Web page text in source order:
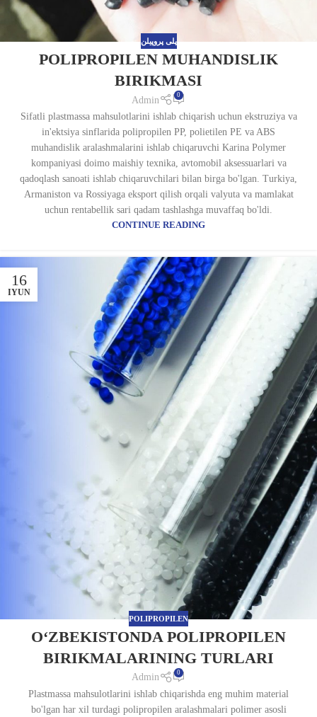
پلی پروپیلن
POLIPROPILEN MUHANDISLIK
BIRIKMASI
Admin 0
Sifatli plastmassa mahsulotlarini ishlab chiqarish uchun ekstruziya va
in'ektsiya sinflarida polipropilen PP, polietilen PE va ABS
muhandislik aralashmalarini ishlab chiqaruvchi Karina Polymer
kompaniyasi doimo maishiy texnika, avtomobil aksessuarlari va
qadoqlash sanoati ishlab chiqaruvchilari bilan birga bo'lgan. Turkiya,
Armaniston va Rossiyaga eksport qilish orqali valyuta va mamlakat
uchun rentabellik sari qadam tashlashga muvaffaq bo'ldi.
CONTINUE READING
16
IYUN
POLIPROPILEN
O‘ZBEKISTONDA POLIPROPILEN
BIRIKMALARINING TURLARI
Admin 0
Plastmassa mahsulotlarini ishlab chiqarishda eng muhim material
bo'lgan har xil turdagi polipropilen aralashmalari polimer asosli